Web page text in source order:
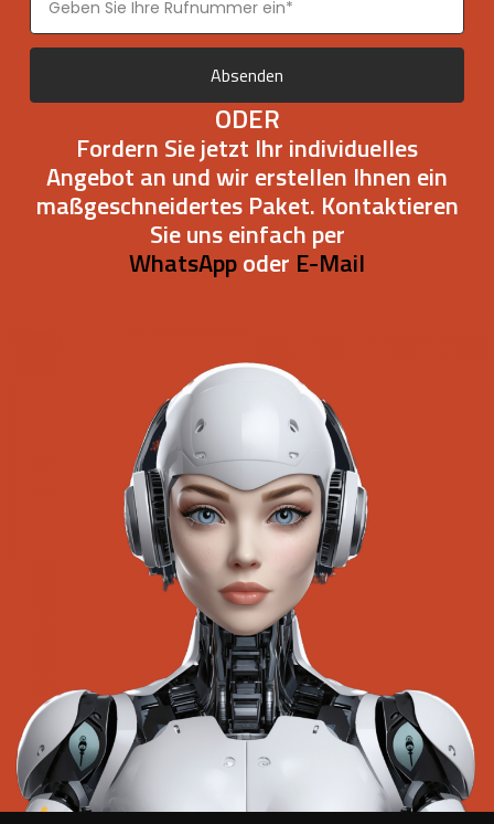
Absenden
ODER
Fordern Sie jetzt Ihr individuelles
Angebot an und wir erstellen Ihnen ein
maßgeschneidertes Paket. Kontaktieren
Sie uns einfach per
WhatsAppoder E-Mail